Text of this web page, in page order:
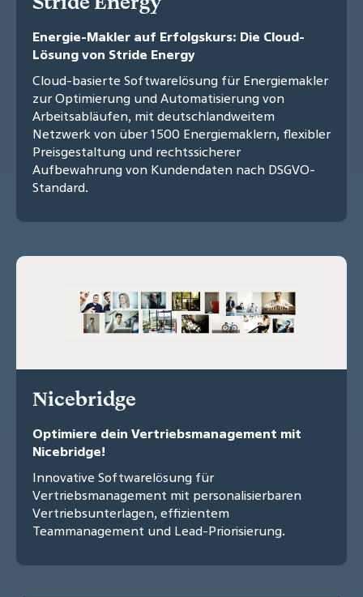
Energie-Makler auf Erfolgskurs: Die Cloud-
Lösung von Stride Energy
Cloud-basierte Softwarelösung für Energiemakler
zur Optimierung und Automatisierung von
Arbeitsabläufen, mit deutschlandweitem
Netzwerk von über 1500 Energiemaklern, flexibler
Preisgestaltung und rechtssicherer
Aufbewahrung von Kundendaten nach DSGVO-
Standard.
Nicebridge
Optimiere dein Vertriebsmanagement mit
Nicebridge!
Innovative Softwarelösung für
Vertriebsmanagement mit personalisierbaren
Vertriebsunterlagen, effizientem
Teammanagement und Lead-Priorisierung.